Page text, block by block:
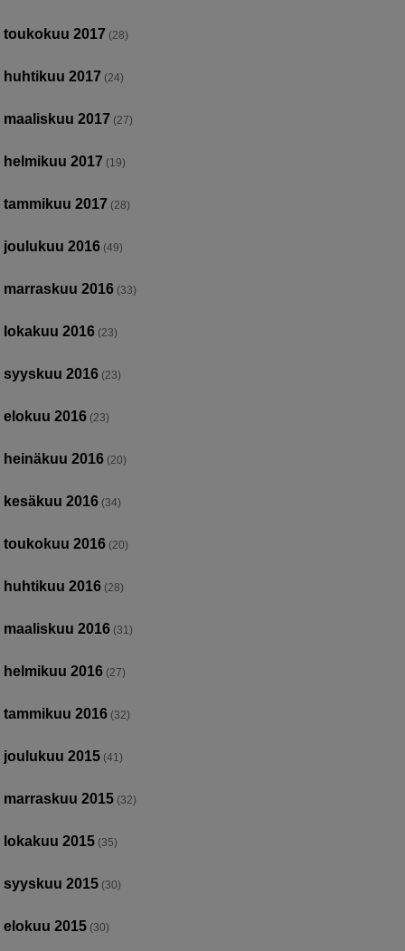
toukokuu 2017 (28)
huhtikuu 2017 (24)
maaliskuu 2017 (27)
helmikuu 2017 (19)
tammikuu 2017 (28)
joulukuu 2016 (49)
marraskuu 2016 (33)
lokakuu 2016 (23)
syyskuu 2016 (23)
elokuu 2016 (23)
heinäkuu 2016 (20)
kesäkuu 2016 (34)
toukokuu 2016 (20)
huhtikuu 2016 (28)
maaliskuu 2016 (31)
helmikuu 2016 (27)
tammikuu 2016 (32)
joulukuu 2015 (41)
marraskuu 2015 (32)
lokakuu 2015 (35)
syyskuu 2015 (30)
elokuu 2015 (30)